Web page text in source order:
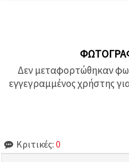
Δεν μεταφορτώθηκαν
εγγεγραμμένος χρήστης
Κριτικές: 0